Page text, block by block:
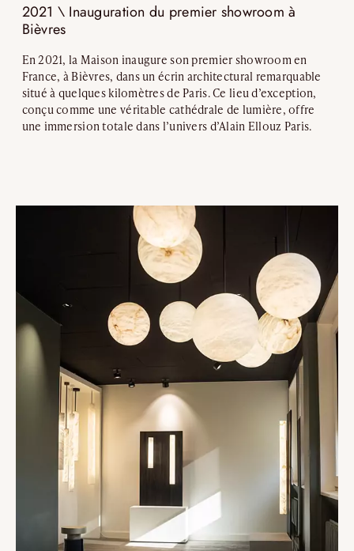
2021 \ Inauguration du premier showroom à
Bièvres
En 2021, la Maison inaugure son premier showroom en
France, à Bièvres, dans un écrin architectural remarquable
situé à quelques kilomètres de Paris. Ce lieu d’exception,
conçu comme une véritable cathédrale de lumière, offre
une immersion totale dans l’univers d’Alain Ellouz Paris.